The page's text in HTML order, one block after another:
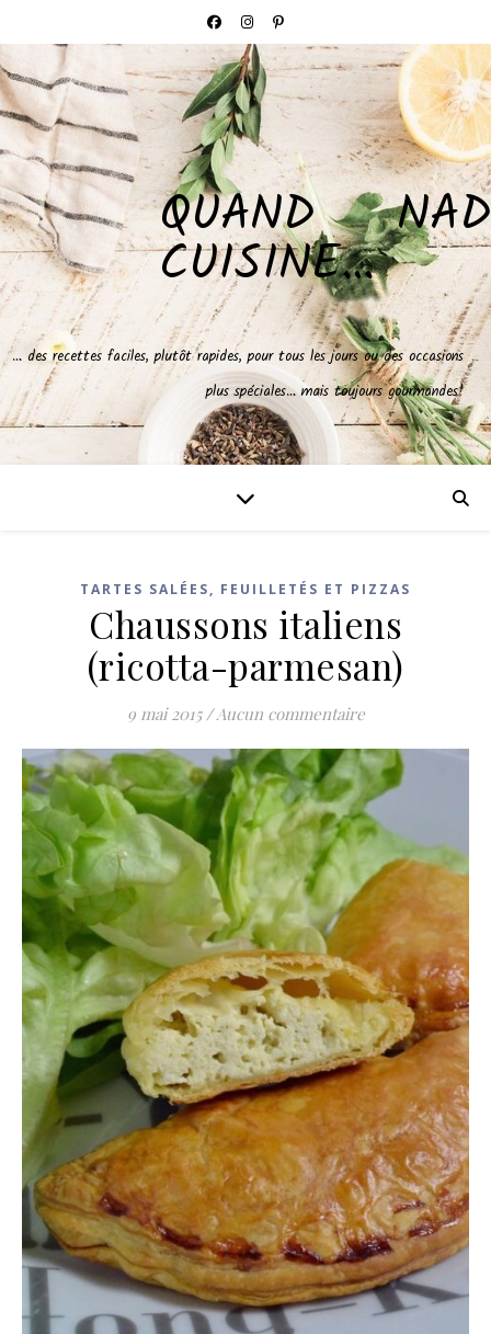
QUAND NAD
CUISINE…
… des recettes faciles, plutôt rapides, pour tous les jours ou des occasions
plus spéciales… mais toujours gourmandes!
TARTES SALÉES, FEUILLETÉS ET PIZZAS
Chaussons italiens
(ricotta-parmesan)
9 mai 2015 /Aucun commentaire